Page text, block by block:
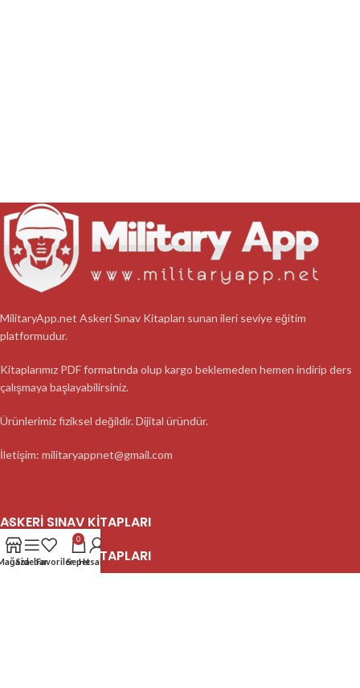
MilitaryApp.net Askeri Sınav Kitapları sunan ileri seviye eğitim
platformudur.
Kitaplarımız PDF formatında olup kargo beklemeden hemen indirip ders
çalışmaya başlayabilirsiniz.
Ürünlerimiz fiziksel değildir. Dijital üründür.
İletişim: militaryappnet@gmail.com
ASKERI SINAV KITAPLARI
ASKERI SINAV KITAPLARI
SidebarFavoriler
0
SepetHesabım